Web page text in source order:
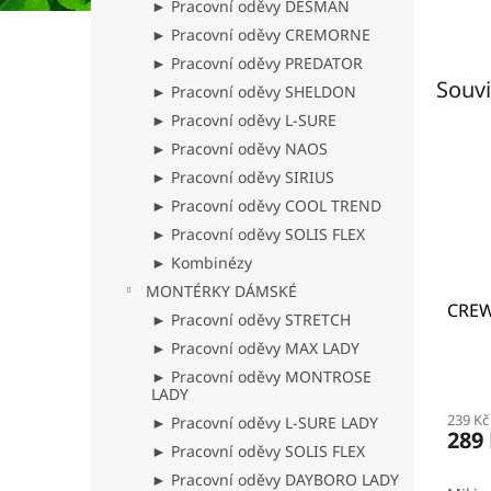
► Pracovní oděvy DESMAN
► Pracovní oděvy CREMORNE
► Pracovní oděvy PREDATOR
► Pracovní oděvy SHELDON
► Pracovní oděvy L-SURE
► Pracovní oděvy NAOS
► Pracovní oděvy SIRIUS
► Pracovní oděvy COOL TREND
► Pracovní oděvy SOLIS FLEX
► Kombinézy
MONTÉRKY DÁMSKÉ
► Pracovní oděvy STRETCH
► Pracovní oděvy MAX LADY
► Pracovní oděvy MONTROSE
LADY
► Pracovní oděvy L-SURE LADY
► Pracovní oděvy SOLIS FLEX
► Pracovní oděvy DAYBORO LADY
239
289